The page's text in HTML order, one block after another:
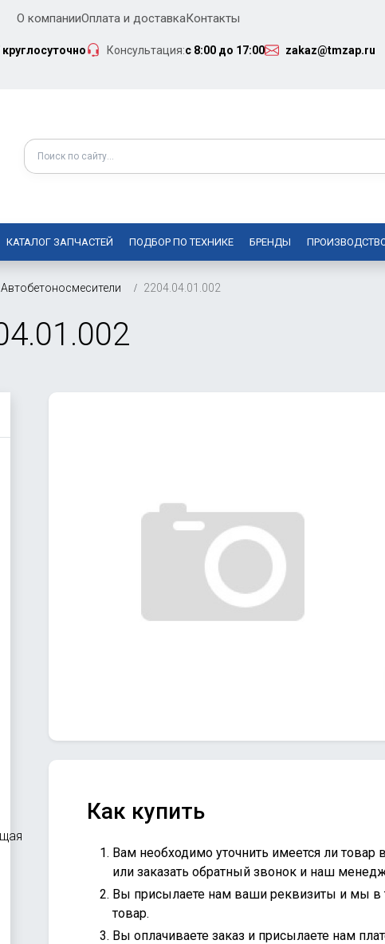
О компанииОплата и доставкаКонтакты
круглосуточно Консультация:с 8:00 до 17:00 zakaz@tmzap.ru
КАТАЛОГ ЗАПЧАСТЕЙ ПОДБОР ПО ТЕХНИКЕ БРЕНДЫ
Автобетоносмесители 2204.04.01.002
Как купить
Вам необходимо уточнить имеется ли
или заказать обратный звонок и наш
Вы присылаете нам ваши реквизиты и мы в
товар.
Вы оплачиваете заказ и присылаете нам